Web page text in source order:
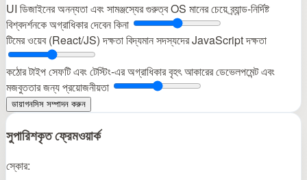
UI ডিজাইনের অনন্যতা এবং সামঞ্জস্যের গুরুত্বOS মানের চেয়ে ব্র্যান্ড-নির্দিষ্ট
বিশ্বদর্শনকে অগ্রাধিকার দেবেন কিনা
টিমের ওয়েব (React/JS) দক্ষতাবিদ্যমান সদস্যদের JavaScript দক্ষতা
কঠোর টাইপ সেফটি এবং টেস্টিং-এর অগ্রাধিকারবৃহৎ আকারের ডেভেলপমেন্ট এবং
মজবুততার জন্য প্রয়োজনীয়তা
ডায়াগনসিস সম্পাদন করুন
সুপারিশকৃত ফ্রেমওয়ার্ক
স্কোর: